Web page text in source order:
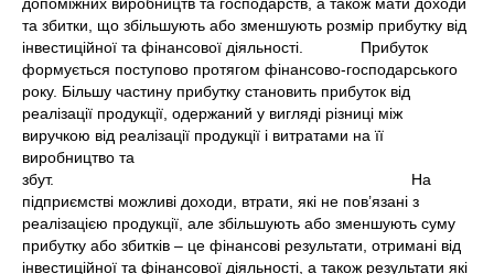
та збитки, що збільшують або зменшують розмір прибутку від
інвестиційної та фінансової діяльності. Прибуток
формується поступово протягом фінансово-господарського
року. Більшу частину прибутку становить прибуток від
реалізації продукції, одержаний у вигляді різниці між
виручкою від реалізації продукції і витратами на її
виробництво та
збут. На
підприємстві можливі доходи, втрати, які не пов’язані з
реалізацією продукції, але збільшують або зменшують суму
прибутку або збитків – це фінансові результати, отримані від
інвестиційної та фінансової діяльності, а також результати які